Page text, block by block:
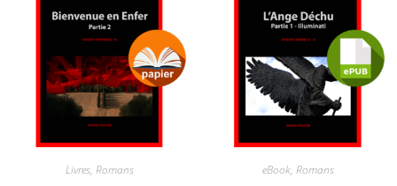
Livres, Romans eBook, Romans